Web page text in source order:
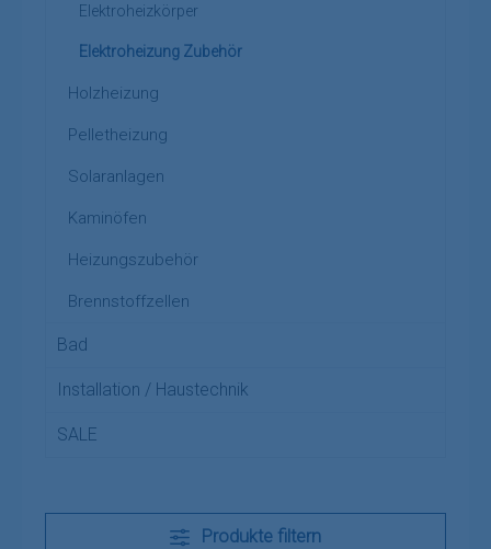
Elektroheizkörper
Elektroheizung Zubehör
Holzheizung
Pelletheizung
Solaranlagen
Kaminöfen
Heizungszubehör
Brennstoffzellen
Bad
Installation / Haustechnik
SALE
Produkte filtern